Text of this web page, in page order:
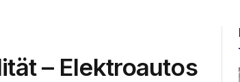
– Elektroautos